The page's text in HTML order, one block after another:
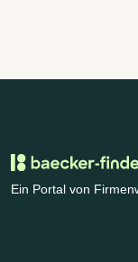
Ein Portal von